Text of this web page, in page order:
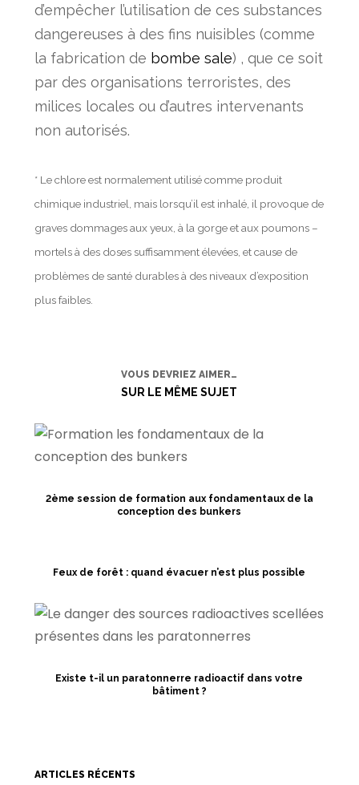
d’empêcher l’utilisation de ces substances
dangereuses à des fins nuisibles (comme
la fabrication de bombe sale) , que ce soit
par des organisations terroristes, des
milices locales ou d’autres intervenants
non autorisés.
* Le chlore est normalement utilisé comme produit
chimique industriel, mais lorsqu’il est inhalé, il provoque de
graves dommages aux yeux, à la gorge et aux poumons –
mortels à des doses suffisamment élevées, et cause de
problèmes de santé durables à des niveaux d’exposition
plus faibles.
VOUS DEVRIEZ AIMER…
SUR LE MÊME SUJET
2ème session de formation aux fondamentaux de la
conception des bunkers
Feux de forêt : quand évacuer n’est plus possible
Existe t-il un paratonnerre radioactif dans votre
bâtiment ?
ARTICLES RÉCENTS